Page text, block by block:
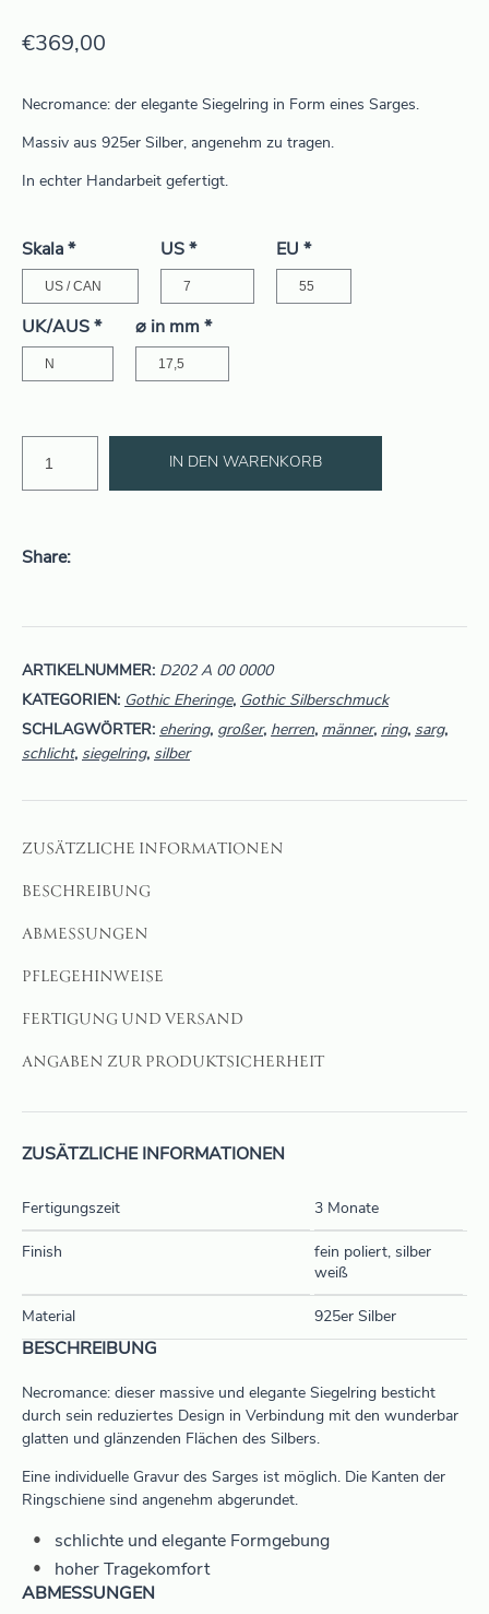
€369,00
Necromance: der elegante Siegelring in Form eines Sarges.
Massiv aus 925er Silber, angenehm zu tragen.
In echter Handarbeit gefertigt.
Skala * US * EU *
UK/AUS * ⌀ in mm *
IN DEN WARENKORB
Share
ARTIKELNUMMER: D202 A 00 0000
KATEGORIEN: Gothic Eheringe, Gothic Silberschmuck
SCHLAGWÖRTER: ehering, großer, herren, männer, ring, sarg,
schlicht, siegelring, silber
ZUSÄTZLICHE INFORMATIONEN
BESCHREIBUNG
ABMESSUNGEN
PFLEGEHINWEISE
FERTIGUNG UND VERSAND
ANGABEN ZUR PRODUKTSICHERHEIT
ZUSÄTZLICHE INFORMATIONEN
Fertigungszeit 3 Monate
Finish
fein poliert, silber
weiß
Material 925er Silber
BESCHREIBUNG
Necromance: dieser massive und elegante Siegelring besticht
durch sein reduziertes Design in Verbindung mit den wunderbar
glatten und glänzenden Flächen des Silbers.
Eine individuelle Gravur des Sarges ist möglich. Die Kanten der
Ringschiene sind angenehm abgerundet.
schlichte und elegante Formgebung
hoher Tragekomfort
ABMESSUNGEN